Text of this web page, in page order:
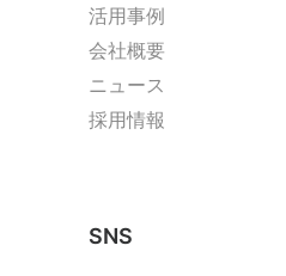
活用事例
会社概要
ニュース
採用情報
SNS